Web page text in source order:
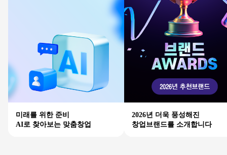
미래를 위한 준비
AI로 찾아보는 맞춤창업
2026년 더욱 풍성해진
창업브랜드를 소개합니다